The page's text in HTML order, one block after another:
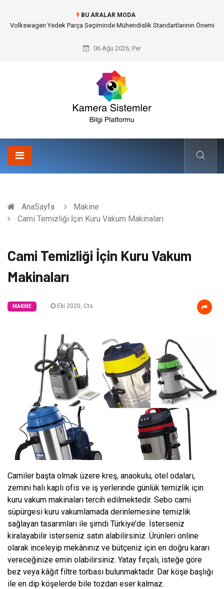
BU ARALAR MODA
Düğün Fotoğrafçısı Seçimiyle Geleceğe Nasıl Bir Miras Bırakacaksınız?
06 Ağu 2026, Per
AnaSayfa
Makine
Cami Temizliği İçin Kuru Vakum Makinaları
Cami Temizliği İçin Kuru Vakum
Makinaları
MAKINE Eki 2020, Cts
Camiler başta olmak üzere kreş, anaokulu, otel odaları,
zemini halı kaplı ofis ve iş yerlerinde günlük temizlik için
kuru vakum makinaları tercih edilmektedir. Sebo cami
süpürgesi kuru vakumlamada derinlemesine temizlik
sağlayan tasarımları ile şimdi Türkiye’de. İsterseniz
kiralayabilir isterseniz satın alabilirsiniz. Ürünleri online
olarak inceleyip mekânınız ve bütçeniz için en doğru kararı
vereceğinize emin olabilirsiniz. Yatay fırçalı, isteğe göre
bez veya kâğıt filtre torbası bulunmaktadır. Dar köşe başlığı
ile en dip köşelerde bile tozdan eser kalmaz.